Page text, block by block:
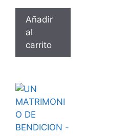
Añadir
al
carrito